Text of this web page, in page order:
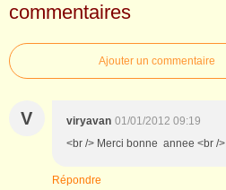
commentaires
Ajouter un commentaire
V viryavan 01/01/2012 09:19
<br /> Merci bonne annee <br />
Répondre